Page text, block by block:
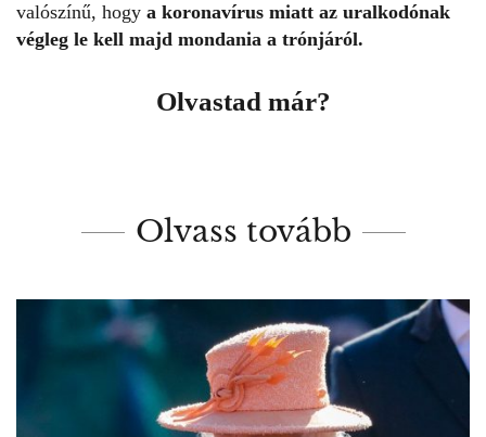
valószínű, hogy a koronavírus miatt az uralkodónak
végleg le kell majd mondania a trónjáról.
Olvastad már?
Olvass tovább